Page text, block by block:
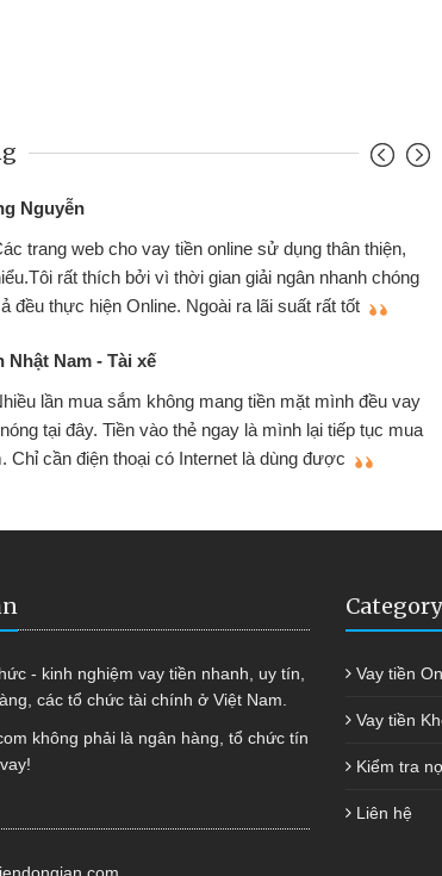
Mình cần tiền gấp nên định cầm cố chiếc
nhưng thật may đã có gói vay tiền bằng
không cần gặp mặt nên rất tiện lợi, sẽ giới
Tôi kinh doanh buôn bán nhỏ lẻ nhiều lúc
hàng, nhờ biết đến website qua bạn bè giới
quyết được công việc của mình nhanh chóng
- kinh nghiệm vay tiền nhanh, uy tín,
các tổ chức tài chính ở Việt Nam.
không phải là ngân hàng, tổ chức tín
Category
Vay tiền
Vay tiền
Kiểm tra
Liên hệ